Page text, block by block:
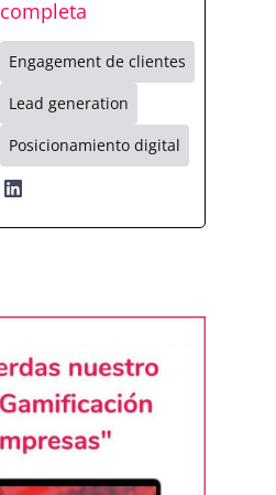
completa
Engagement de clientes
Lead generation
Posicionamiento digital